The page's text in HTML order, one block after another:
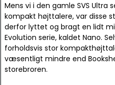
Mens vi i den gamle SVS
kompakt højttalere, var disse
derfor lyttet og bragt en lidt
Evolution serie, kaldet Nano.
forholdsvis stor
væsentligt mindre end
storebroren.